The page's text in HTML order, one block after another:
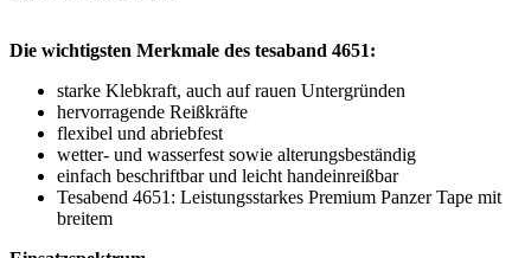
Die wichtigsten Merkmale des tesaband 4651:
starke Klebkraft, auch auf rauen Untergründen
hervorragende Reißkräfte
flexibel und abriebfest
wetter- und wasserfest sowie alterungsbeständig
einfach beschriftbar und leicht handeinreißbar
Tesabend 4651: Leistungsstarkes Premium Panzer Tape mit
breitem